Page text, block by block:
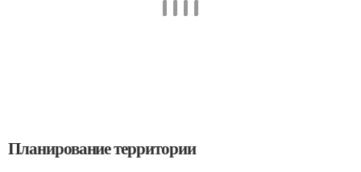
Планирование территории